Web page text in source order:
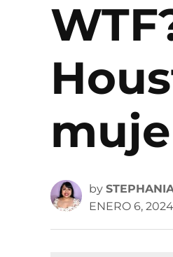
by
ENERO 6, 2024